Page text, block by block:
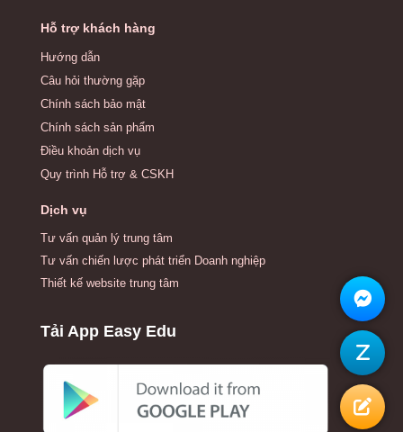
Hỗ trợ khách hàng
Hướng dẫn
Câu hỏi thường gặp
Chính sách bảo mật
Chính sách sản phẩm
Điều khoản dịch vụ
Quy trình Hỗ trợ & CSKH
Dịch vụ
Tư vấn quản lý trung tâm
Tư vấn chiến lược phát triển Doanh nghiệp
Thiết kế website trung tâm
Tải App Easy Edu